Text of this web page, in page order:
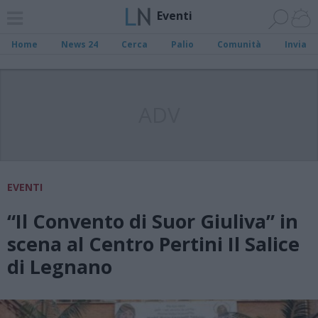
Eventi
Home News 24 Cerca Palio Comunità Invia
EVENTI
“Il Convento di Suor Giuliva” in
scena al Centro Pertini Il Salice
di Legnano